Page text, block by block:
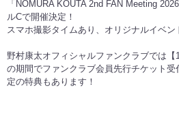
「NOMURA KOUTA 2nd FAN Meeting
ルCで開催決定！
スマホ撮影タイムあり、オリジナルイベン
野村康太オフィシャルファンクラブでは【
の期間でファンクラブ会員先行チケット
定の特典もあります！